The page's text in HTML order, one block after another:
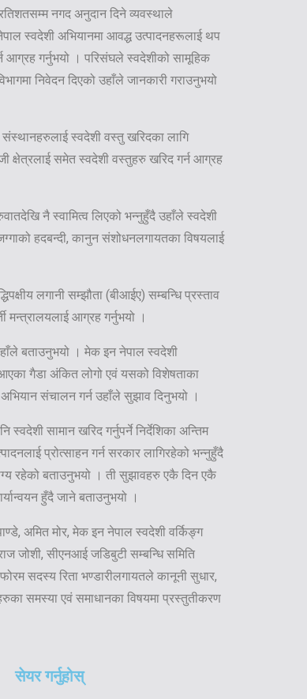
नगद अनुदान दिने व्यवस्थाले
स्वदेशी अभियानमा आवद्ध उत्पादनहरूलाई थप
आग्रह गर्नुभयो । परिसंघले स्वदेशीको सामूहिक
निवेदन दिएको उहाँले जानकारी गराउनुभयो
स्वदेशी वस्तु खरिदका लागि
क्षेत्रलाई समेत स्वदेशी वस्तुहरु खरिद गर्न आग्रह
नै स्वामित्व लिएको भन्नुहुँदै उहाँले स्वदेशी
हदबन्दी, कानुन संशोधनलगायतका विषयलाई
लगानी सम्झौता (बीआईए) सम्बन्धि प्रस्ताव
मन्त्रालयलाई आग्रह गर्नुभयो ।
बताउनुभयो । मेक इन नेपाल स्वदेशी
गैडा अंकित लोगो एवं यसको विशेषताका
संचालन गर्न उहाँले सुझाव दिनुभयो ।
सामान खरिद गर्नुपर्ने निर्देशिका अन्तिम
प्रोत्साहन गर्न सरकार लागिरहेको भन्नुहुँदै
रहेको बताउनुभयो । ती सुझावहरु एकै दिन एकै
हुँदै जाने बताउनुभयो ।
अमित मोर, मेक इन नेपाल स्वदेशी वर्किङ्ग
जोशी, सीएनआई जडिबुटी सम्बन्धि समिति
सदस्य रिता भण्डारीलगायतले कानूनी सुधार,
समस्या एवं समाधानका विषयमा प्रस्तुतीकरण
सेयर गर्नुहोस्